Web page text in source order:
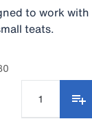
to work
teats.